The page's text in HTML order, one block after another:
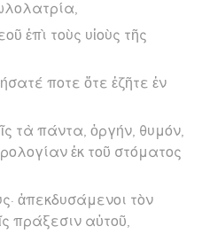
ἐπὶ τοὺς υἱοὺς τῆς
ποτε ὅτε ἐζῆτε ἐν
τὰ πάντα, ὀργήν, θυμόν,
ἐκ τοῦ στόματος
ἀπεκδυσάμενοι τὸν
πράξεσιν αὐτοῦ,